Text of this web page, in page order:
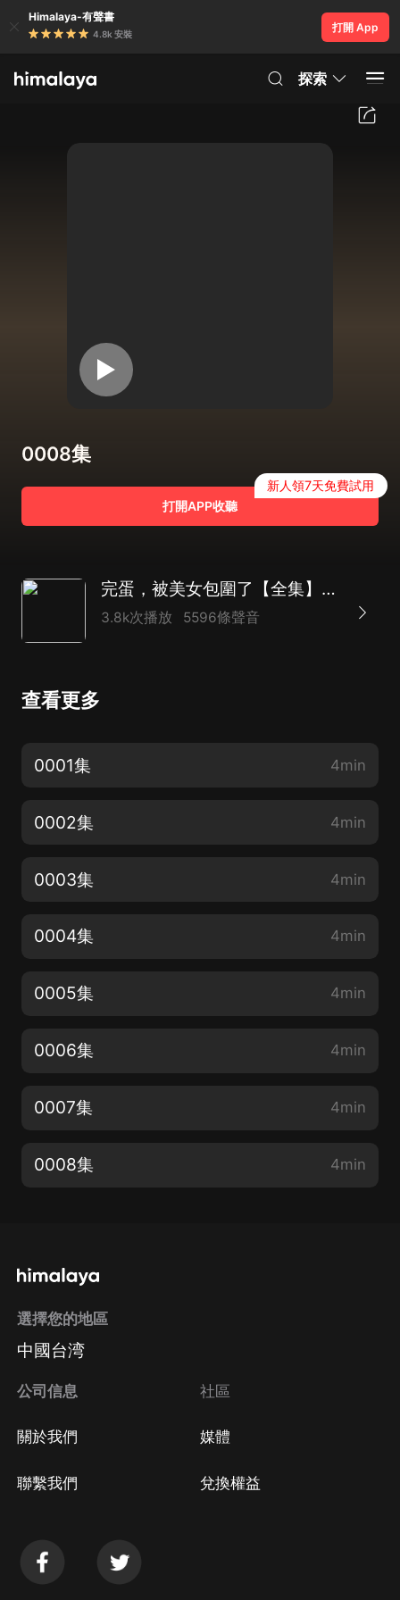
Himalaya-有聲書
4.8k 安裝
打開 App
探索
0008集
打開APP收聽
新人領7天免費試用
完蛋，被美女包圍了【全集】|弟弟，你太強了
3.8k次播放 5596條聲音
查看更多
0001集 4min
0002集 4min
0003集 4min
0004集 4min
0005集 4min
0006集 4min
0007集 4min
0008集 4min
選擇您的地區
中國台湾
公司信息
關於我們
聯繫我們
社區
媒體
兌換權益